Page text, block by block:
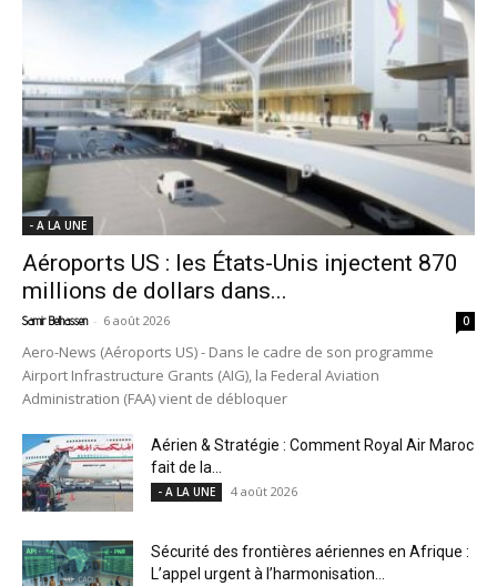
- A LA UNE
Aéroports US : les États-Unis injectent 870
millions de dollars dans...
Samir Belhassen - 6 août 2026 0
Aero-News (Aéroports US) - Dans le cadre de son programme
Airport Infrastructure Grants (AIG), la Federal Aviation
Administration (FAA) vient de débloquer
Aérien & Stratégie : Comment Royal Air Maroc
fait de la...
- A LA UNE 4 août 2026
Sécurité des frontières aériennes en Afrique :
L’appel urgent à l’harmonisation...